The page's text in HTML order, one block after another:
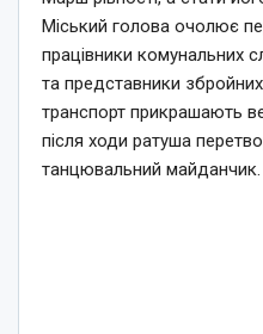
Міський голова очолює
працівники комунальних
та представники
транспорт прикрашають
після ходи ратуша
танцювальний майданчик.